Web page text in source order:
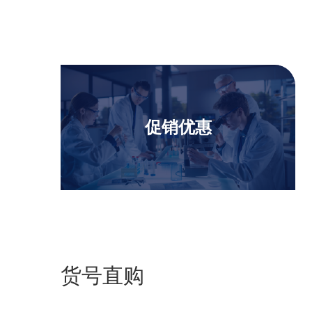
促销优惠
货号直购